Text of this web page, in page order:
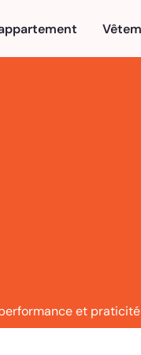
et praticité